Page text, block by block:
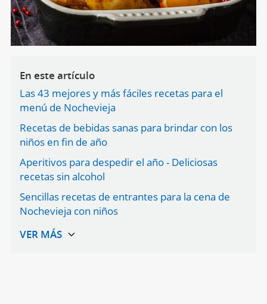
En este artículo
Las 43 mejores y más fáciles recetas para el
menú de Nochevieja
Recetas de bebidas sanas para brindar con los
niños en fin de año
Aperitivos para despedir el año - Deliciosas
recetas sin alcohol
Sencillas recetas de entrantes para la cena de
Nochevieja con niños